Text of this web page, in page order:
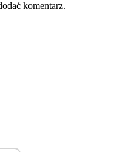
komentarz.